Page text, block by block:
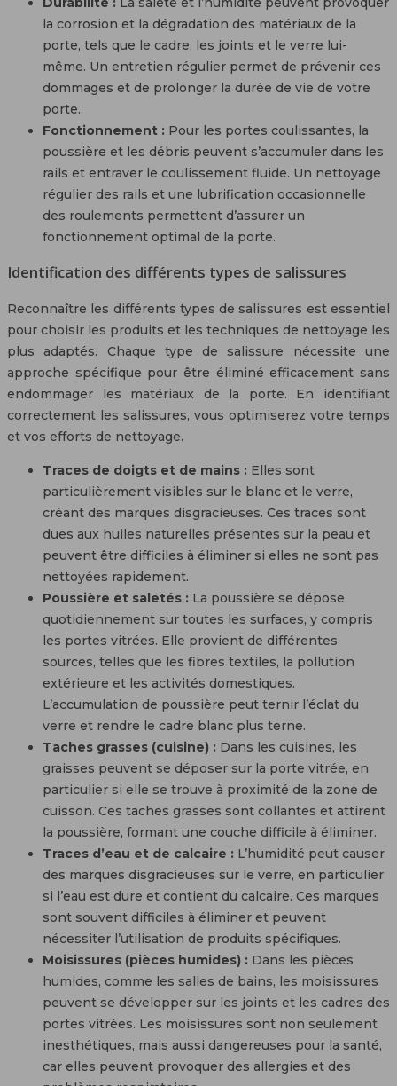
la corrosion et la dégradation des matériaux de la
porte, tels que le cadre, les joints et le verre lui-
même. Un entretien régulier permet de prévenir ces
dommages et de prolonger la durée de vie de votre
porte.
Fonctionnement : Pour les portes coulissantes, la
poussière et les débris peuvent s’accumuler dans les
rails et entraver le coulissement fluide. Un nettoyage
régulier des rails et une lubrification occasionnelle
des roulements permettent d’assurer un
fonctionnement optimal de la porte.
Identification des différents types de salissures
Reconnaître les différents types de salissures est essentiel
pour choisir les produits et les techniques de nettoyage les
plus adaptés. Chaque type de salissure nécessite une
approche spécifique pour être éliminé efficacement sans
endommager les matériaux de la porte. En identifiant
correctement les salissures, vous optimiserez votre temps
et vos efforts de nettoyage.
Traces de doigts et de mains : Elles sont
particulièrement visibles sur le blanc et le verre,
créant des marques disgracieuses. Ces traces sont
dues aux huiles naturelles présentes sur la peau et
peuvent être difficiles à éliminer si elles ne sont pas
nettoyées rapidement.
Poussière et saletés : La poussière se dépose
quotidiennement sur toutes les surfaces, y compris
les portes vitrées. Elle provient de différentes
sources, telles que les fibres textiles, la pollution
extérieure et les activités domestiques.
L’accumulation de poussière peut ternir l’éclat du
verre et rendre le cadre blanc plus terne.
Taches grasses (cuisine) : Dans les cuisines, les
graisses peuvent se déposer sur la porte vitrée, en
particulier si elle se trouve à proximité de la zone de
cuisson. Ces taches grasses sont collantes et attirent
la poussière, formant une couche difficile à éliminer.
Traces d’eau et de calcaire : L’humidité peut causer
des marques disgracieuses sur le verre, en particulier
si l’eau est dure et contient du calcaire. Ces marques
sont souvent difficiles à éliminer et peuvent
nécessiter l’utilisation de produits spécifiques.
Moisissures (pièces humides) : Dans les pièces
humides, comme les salles de bains, les moisissures
peuvent se développer sur les joints et les cadres des
portes vitrées. Les moisissures sont non seulement
inesthétiques, mais aussi dangereuses pour la santé,
car elles peuvent provoquer des allergies et des